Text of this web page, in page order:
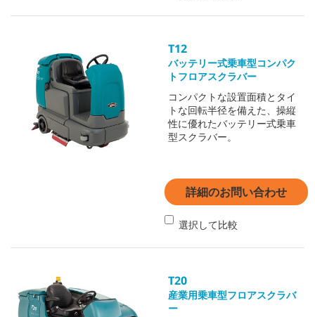
T12
バッテリー式乗車型コンパク
トフロアスクラバー
コンパクトな設置面積とタイ
トな回転半径を備えた、操縦
性に優れたバッテリー式乗車
型スクラバー。
詳細のお問い合わせ
選択して比較
T20
産業用乗車型フロアスクラバ
ー